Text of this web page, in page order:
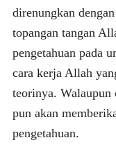
direnungkan
topangan tangan
pengetahuan pada
cara kerja Allah
teorinya.
pun akan
pengetahuan.